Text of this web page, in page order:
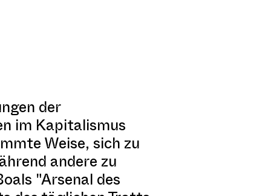
der
im Kapitalismus
Weise, sich zu
andere zu
"Arsenal des